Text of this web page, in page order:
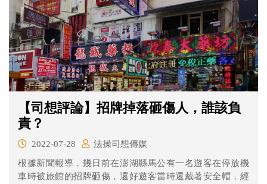
【司想評論】招牌掉落砸傷人，誰該負
責？
2022-07-28
法操司想傳媒
根據新聞報導，幾日前在澎湖縣馬公有一名遊客在停放機
車時被旅館的招牌砸傷，還好遊客當時還戴著安全帽，經